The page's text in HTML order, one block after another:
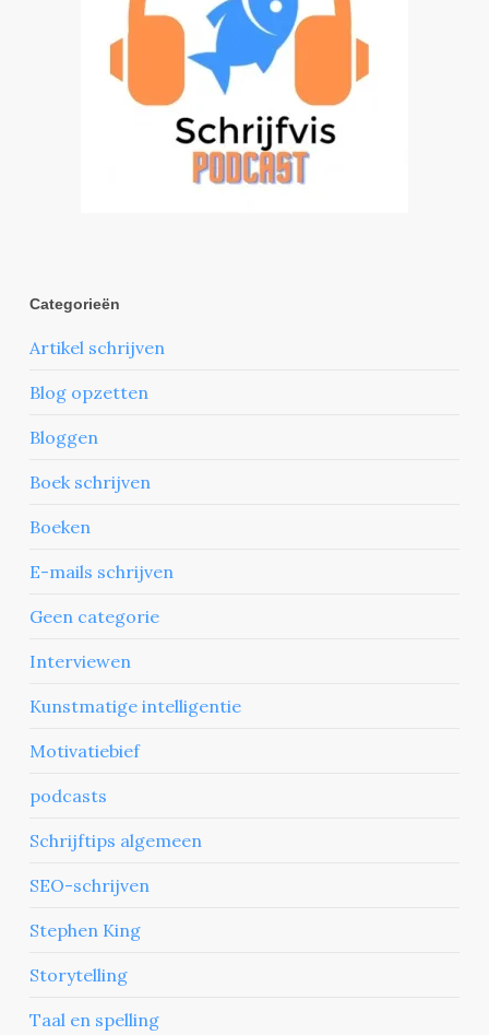
Categorieën
Artikel schrijven
Blog opzetten
Bloggen
Boek schrijven
Boeken
E-mails schrijven
Geen categorie
Interviewen
Kunstmatige intelligentie
Motivatiebief
podcasts
Schrijftips algemeen
SEO-schrijven
Stephen King
Storytelling
Taal en spelling